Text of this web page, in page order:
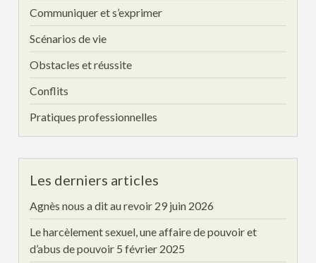
Communiquer et s’exprimer
Scénarios de vie
Obstacles et réussite
Conflits
Pratiques professionnelles
Les derniers articles
Agnès nous a dit au revoir 29 juin 2026
Le harcèlement sexuel, une affaire de pouvoir et
d’abus de pouvoir 5 février 2025